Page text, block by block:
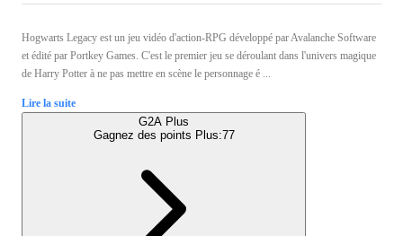
Hogwarts Legacy est un jeu vidéo d'action-RPG développé par Avalanche Software
et édité par Portkey Games. C'est le premier jeu se déroulant dans l'univers magique
de Harry Potter à ne pas mettre en scène le personnage é ...
Lire la suite
G2A Plus
Gagnez des points Plus:77